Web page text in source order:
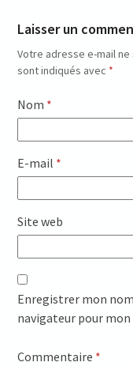
Laisser un
Votre adresse e-mail
sont indiqués avec *
Nom *
E-mail *
Site web
Enregistrer mon
navigateur pour
Commentaire *